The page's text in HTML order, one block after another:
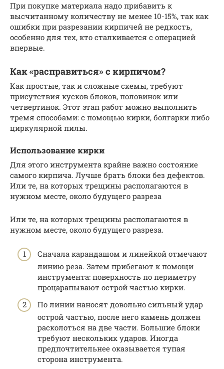
При покупке материала надо прибавить к
высчитанному количеству не менее 10-15%, так как
ошибки при разрезании кирпичей не редкость,
особенно для тех, кто сталкивается с операцией
впервые.
Как «расправиться» с кирпичом?
Как простые, так и сложные схемы, требуют
присутствия кусков блоков, половинок или
четвертинок. Этот этап работ можно выполнить
тремя способами: с помощью кирки, болгарки либо
циркулярной пилы.
Использование кирки
Для этого инструмента крайне важно состояние
самого кирпича. Лучше брать блоки без дефектов.
Или те, на которых трещины располагаются в
нужном месте, около будущего разреза
Или те, на которых трещины располагаются в
нужном месте, около будущего разреза.
Сначала карандашом и линейкой отмечают
линию реза. Затем прибегают к помощи
инструмента: поверхность по периметру
процарапывают острой частью кирки.
По линии наносят довольно сильный удар
острой частью, после него камень должен
расколоться на две части. Большие блоки
требуют нескольких ударов. Иногда
предпочтительнее оказывается тупая
сторона инструмента.